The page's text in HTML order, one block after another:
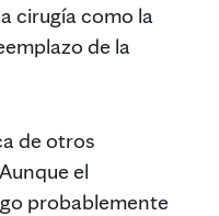
cirugía como la
de la
de otros
el
probablemente